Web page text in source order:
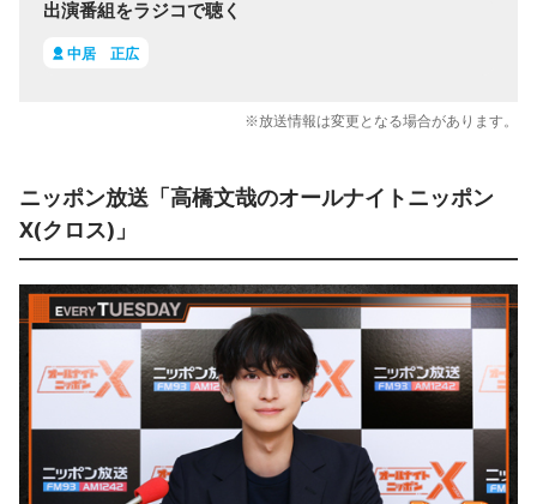
出演番組をラジコで聴く
中居 正広
※放送情報は変更となる場合があります。
ニッポン放送「高橋文哉のオールナイトニッポン
X(クロス)」